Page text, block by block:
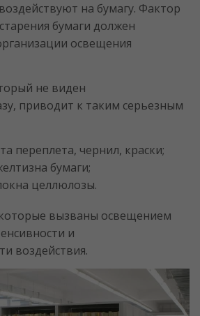
на бумагу. Фактор
бумаги должен
освещения
не виден
приводит к таким серьезным
переплета, чернил, краски;
бумаги;
целлюлозы.
вызваны освещением
и
воздействия.